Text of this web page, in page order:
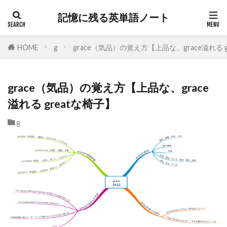
記憶に残る英単語ノート
HOME g grace（気品）の覚え方【上品な、grace溢れる
grace（気品）の覚え方【上品な、grace
溢れる greatな椅子】
g